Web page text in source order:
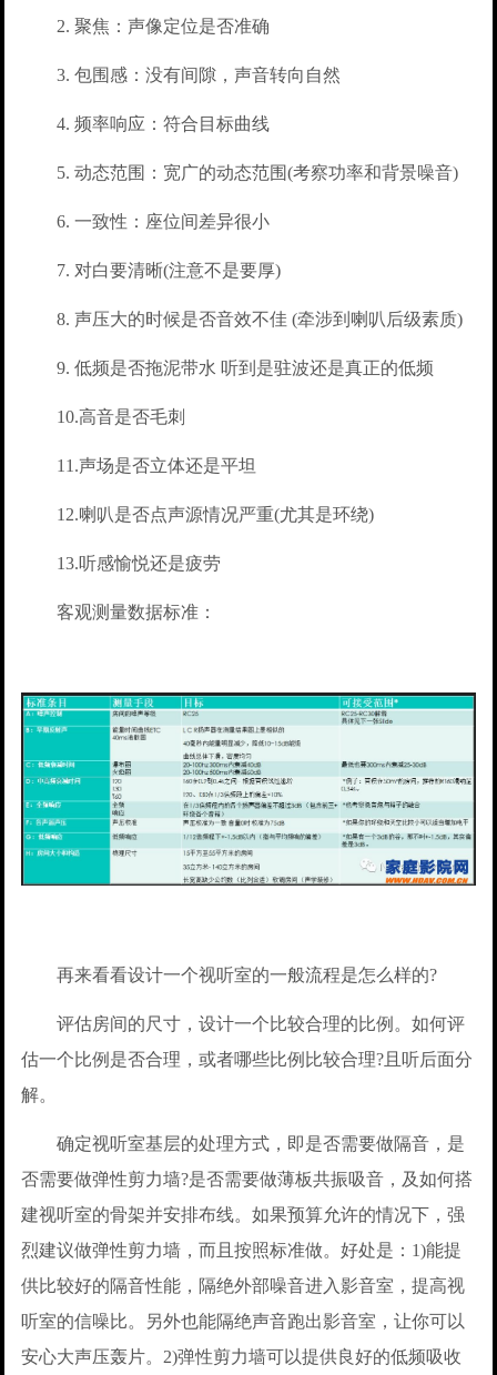
2. 聚焦：声像定位是否准确
3. 包围感：没有间隙，声音转向自然
4. 频率响应：符合目标曲线
5. 动态范围：宽广的动态范围(考察功率和背景噪音)
6. 一致性：座位间差异很小
7. 对白要清晰(注意不是要厚)
8. 声压大的时候是否音效不佳 (牵涉到喇叭后级素质)
9. 低频是否拖泥带水 听到是驻波还是真正的低频
10.高音是否毛刺
11.声场是否立体还是平坦
12.喇叭是否点声源情况严重(尤其是环绕)
13.听感愉悦还是疲劳
客观测量数据标准：
再来看看设计一个视听室的一般流程是怎么样的?
评估房间的尺寸，设计一个比较合理的比例。如何评
估一个比例是否合理，或者哪些比例比较合理?且听后面分
解。
确定视听室基层的处理方式，即是否需要做隔音，是
否需要做弹性剪力墙?是否需要做薄板共振吸音，及如何搭
建视听室的骨架并安排布线。如果预算允许的情况下，强
烈建议做弹性剪力墙，而且按照标准做。好处是：1)能提
供比较好的隔音性能，隔绝外部噪音进入影音室，提高视
听室的信噪比。另外也能隔绝声音跑出影音室，让你可以
安心大声压轰片。2)弹性剪力墙可以提供良好的低频吸收